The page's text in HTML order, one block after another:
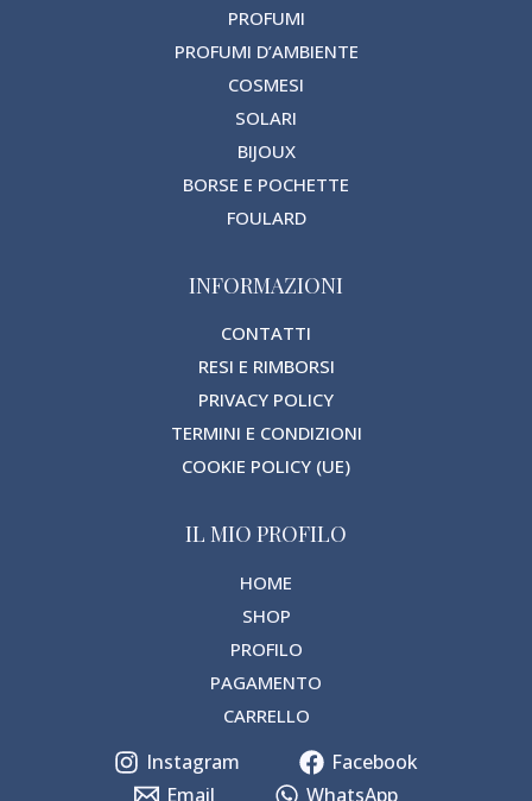
PROFUMI
PROFUMI D’AMBIENTE
COSMESI
SOLARI
BIJOUX
BORSE E POCHETTE
FOULARD
INFORMAZIONI
CONTATTI
RESI E RIMBORSI
PRIVACY POLICY
TERMINI E CONDIZIONI
COOKIE POLICY (UE)
IL MIO PROFILO
HOME
SHOP
PROFILO
PAGAMENTO
CARRELLO
Instagram
Facebook
Email
WhatsApp